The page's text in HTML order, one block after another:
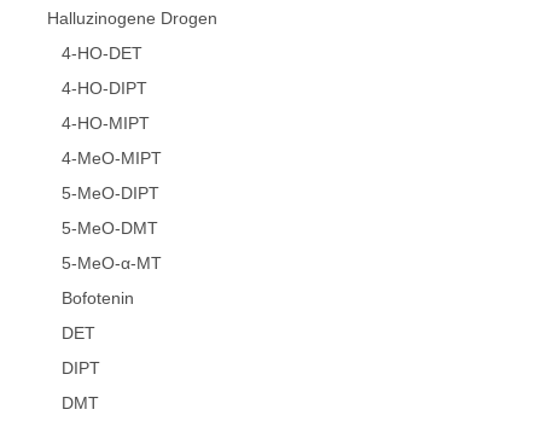
Halluzinogene Drogen
4-HO-DET
4-HO-DIPT
4-HO-MIPT
4-MeO-MIPT
5-MeO-DIPT
5-MeO-DMT
5-MeO-α-MT
Bofotenin
DET
DIPT
DMT